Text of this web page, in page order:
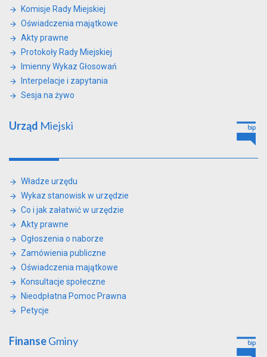
Komisje Rady Miejskiej
Oświadczenia majątkowe
Akty prawne
Protokoły Rady Miejskiej
Imienny Wykaz Głosowań
Interpelacje i zapytania
Sesja na żywo
Urząd Miejski
Władze urzędu
Wykaz stanowisk w urzędzie
Co i jak załatwić w urzędzie
Akty prawne
Ogłoszenia o naborze
Zamówienia publiczne
Oświadczenia majątkowe
Konsultacje społeczne
Nieodpłatna Pomoc Prawna
Petycje
FinanseGminy